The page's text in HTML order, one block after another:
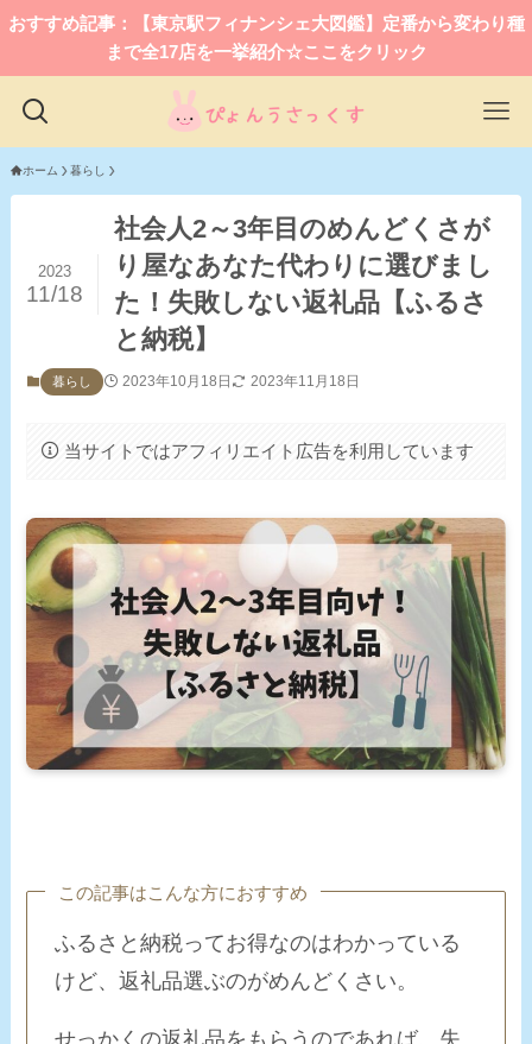
おすすめ記事：【東京駅フィナンシェ大図鑑】定番から変わり種
まで全17店を一挙紹介☆ここをクリック
ホーム 暮らし
社会人2～3年目のめんどくさが
り屋なあなた代わりに選びまし
た！失敗しない返礼品【ふるさ
と納税】
2023
11/18
暮らし 2023年10月18日 2023年11月18日
当サイトではアフィリエイト広告を利用しています
この記事はこんな方におすすめ
ふるさと納税ってお得なのはわかっている
けど、返礼品選ぶのがめんどくさい。